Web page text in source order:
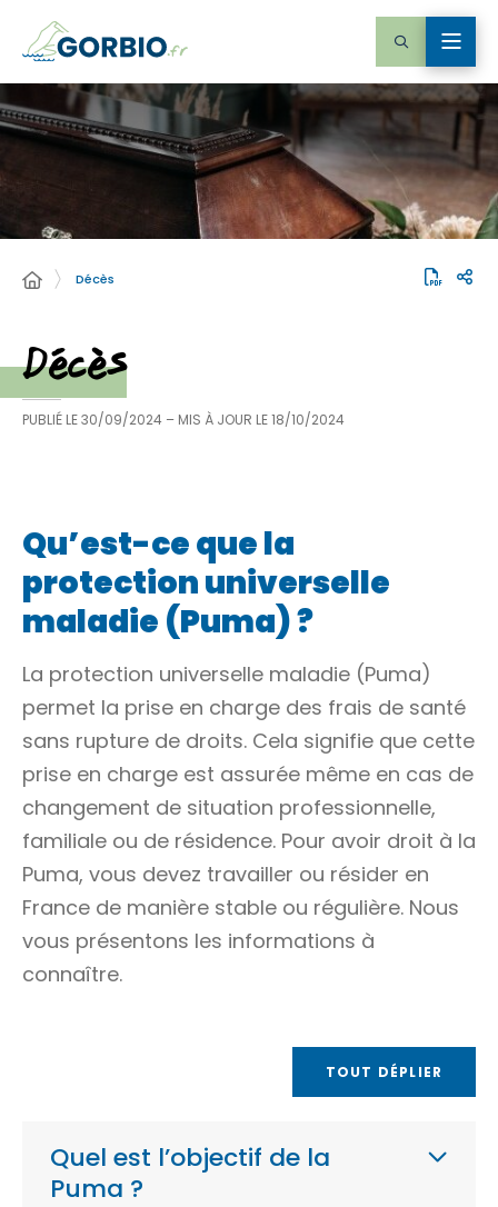
Décès
Décès
PUBLIÉ LE30/09/2024 – MIS À JOUR LE18/10/2024
Qu’est-ce que la
protection universelle
maladie (Puma) ?
La protection universelle maladie (Puma)
permet la prise en charge des frais de santé
sans rupture de droits. Cela signifie que cette
prise en charge est assurée même en cas de
changement de situation professionnelle,
familiale ou de résidence. Pour avoir droit à la
Puma, vous devez travailler ou résider en
France de manière stable ou régulière. Nous
vous présentons les informations à
connaître.
TOUT DÉPLIER
Quel est l’objectif de la
Puma ?